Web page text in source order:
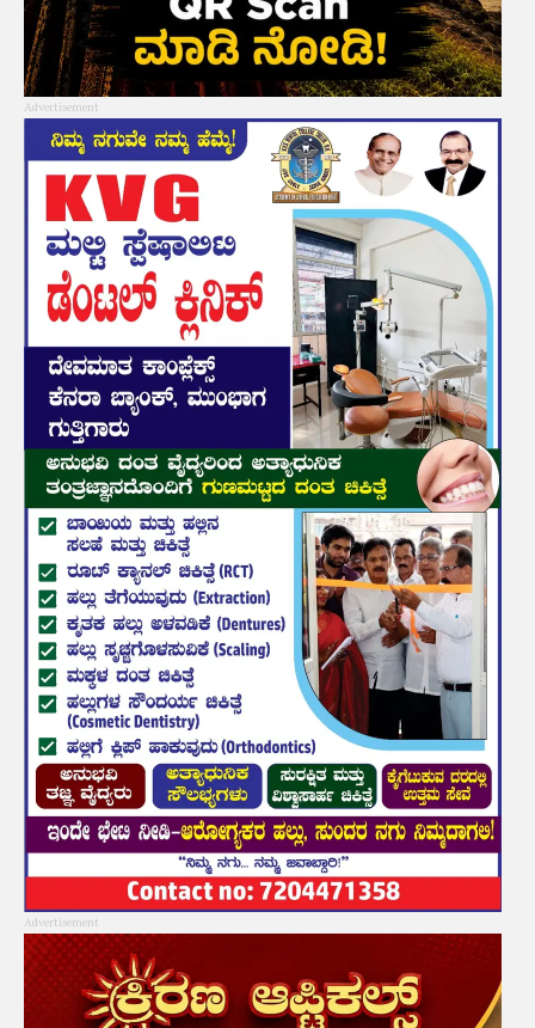
Advertisement
Advertisement